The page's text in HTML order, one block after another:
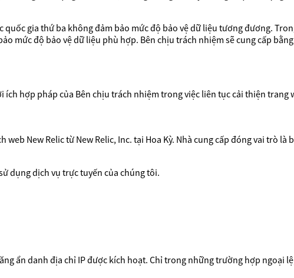
quốc gia thứ ba không đảm bảo mức độ bảo vệ dữ liệu tương đương.
mức độ bảo vệ dữ liệu phù hợp. Bên chịu trách nhiệm sẽ cung cấp
ích hợp pháp của Bên chịu trách nhiệm trong việc liên tục cải thiện
New Relic từ New Relic, Inc. tại Hoa Kỳ. Nhà cung cấp đóng vai trò
dụng dịch vụ trực tuyến của chúng tôi.
ẩn danh địa chỉ IP được kích hoạt. Chỉ trong những trường hợp ngoại